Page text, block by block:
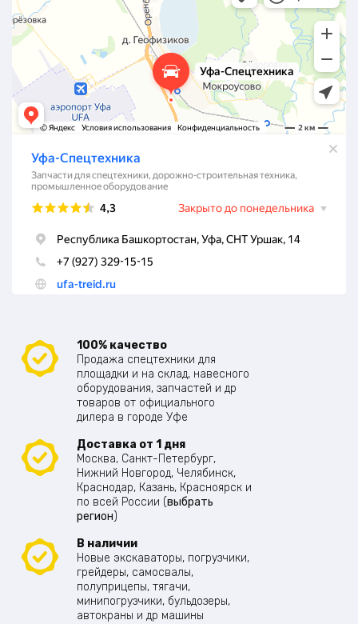
100% качество
Продажа спецтехники для
площадки и на склад, навесного
оборудования, запчастей и др
товаров от официального
дилера в городе Уфе
Доставка от 1 дня
Москва, Санкт-Петербург,
Нижний Новгород, Челябинск,
Краснодар, Казань, Красноярск и
по всей России (выбрать
регион)
В наличии
Новые экскаваторы, погрузчики,
грейдеры, самосвалы,
полуприцепы, тягачи,
минипогрузчики, бульдозеры,
автокраны и др машины